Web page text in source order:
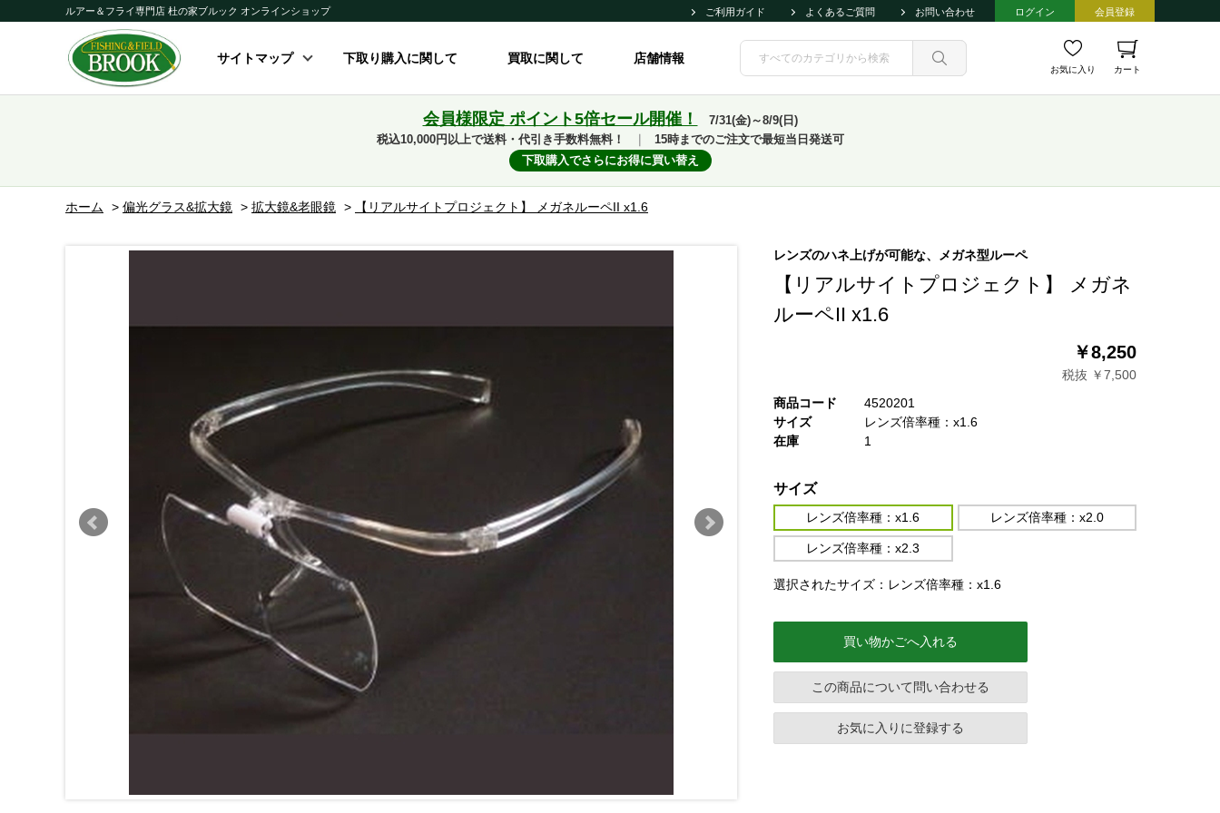
ルアー＆フライ専門店 杜の家ブルック オンラインショップ ご利用ガイド よくあるご質問 お問い合わせ ログイン 会員登録
サイトマップ 下取り購入に関して 買取に関して 店舗情報
お気に入り カート
会員様限定 ポイント5倍セール開催！
7/31(金)～8/9(日)
税込10,000円以上で送料・代引き手数料無料！
15時までのご注文で最短当日発送可
下取購入でさらにお得に買い替え
ホーム > 偏光グラス&拡大鏡 > 拡大鏡&老眼鏡 > 【リアルサイトプロジェクト】 メガネルーペII x1.6
レンズのハネ上げが可能な、メガネ型ルーペ
【リアルサイトプロジェクト】 メガネ
ルーペII x1.6
￥8,250
税抜 ￥7,500
商品コード
4520201
サイズ
レンズ倍率種：x1.6
在庫
1
サイズ
レンズ倍率種：x1.6 レンズ倍率種：x2.0
レンズ倍率種：x2.3
選択されたサイズ：レンズ倍率種：x1.6
買い物かごへ入れる
この商品について問い合わせる
お気に入りに登録する